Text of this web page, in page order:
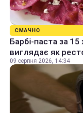
СМАЧНО
Барбі-паста за
виглядає як
09 серпня 2026, 14:34